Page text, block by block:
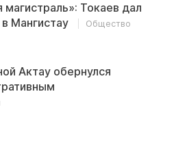
Токаев дал
Мангистау
Общество
Актау обернулся